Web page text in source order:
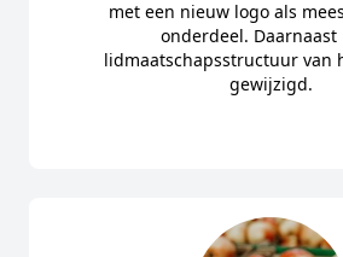
met een nieuw logo als
onderdeel. Daarnaast
lidmaatschapsstructuur van
gewijzigd.